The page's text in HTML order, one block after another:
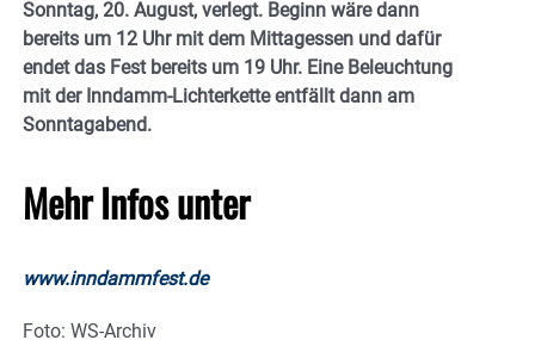
Sonntag, 20. August, verlegt. Beginn wäre dann
bereits um 12 Uhr mit dem Mittagessen und dafür
endet das Fest bereits um 19 Uhr. Eine Beleuchtung
mit der Inndamm-Lichterkette entfällt dann am
Sonntagabend.
Mehr Infos unter
www.inndammfest.de
Foto: WS-Archiv